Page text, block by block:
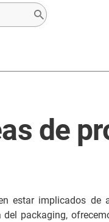
de
estar implicados de
packaging,